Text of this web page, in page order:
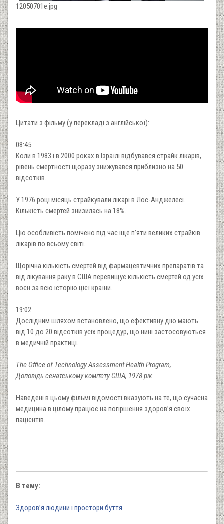
12050701e.jpg
Цитати з фільму (у перекладі з англійської):
08:45
Коли в 1983 і в 2000 роках в Ізраїлі відбувався страйк лікарів,
рівень смертності щоразу знижувався приблизно на 50
відсотків.
У 1976 році місяць страйкували лікарі в Лос-Анджелесі.
Кількість смертей знизилась на 18%.
Цю особливість помічено під час іще п’яти великих страйків
лікарів по всьому світі.
Щорічна кількість смертей від фармацевтичних препаратів та
від лікування раку в США перевищує кількість смертей од усіх
воєн за всю історію цієї країни.
19:02
Дослідним шляхом встановлено, що ефективну дію мають
від 10 до 20 відсотків усіх процедур, що нині застосовуються
в медичній практиці.
The Office of Technology Assessment Health Program,
Доповідь сенатському комітету США, 1978 рік
Наведені в цьому фільмі відомості вказують на те, що сучасна
медицина в цілому працює на погіршення здоров’я своїх
пацієнтів.
В тему:
Здоров’я людини і простори буття